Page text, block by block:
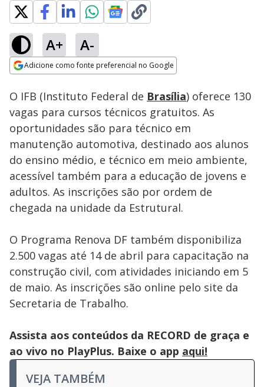
A+ A-
Adicione como fonte preferencial no Google
Ativar
Loaded:
46.87%
O IFB (Instituto Federal de Brasília) oferece 130
vagas para cursos técnicos gratuitos. As
oportunidades são para técnico em
manutenção automotiva, destinado aos alunos
do ensino médio, e técnico em meio ambiente,
acessível também para a educação de jovens e
adultos. As inscrições são por ordem de
chegada na unidade da Estrutural.
O Programa Renova DF também disponibiliza
2.500 vagas até 14 de abril para capacitação na
construção civil, com atividades iniciando em 5
de maio. As inscrições são online pelo site da
Secretaria de Trabalho.
Assista aos conteúdos da RECORD de graça e
ao vivo no PlayPlus. Baixe o app aqui!
VEJA TAMBÉM